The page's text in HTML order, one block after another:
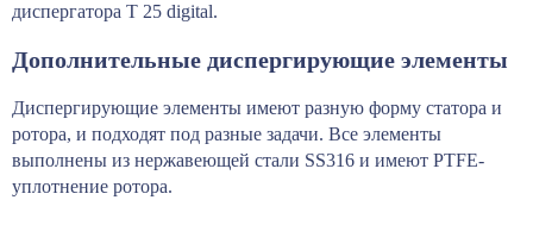
диспергатора T 25 digital.
Дополнительные диспергирующие элементы
Диспергирующие элементы имеют разную форму статора и
ротора, и подходят под разные задачи. Все элементы
выполнены из нержавеющей стали SS316 и имеют PTFE-
уплотнение ротора.